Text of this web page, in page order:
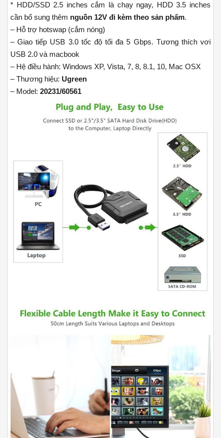
* HDD/SSD 2.5 inches cắm là chạy ngay, HDD 3.5 inches
cần bổ sung thêm nguồn 12V đi kèm theo sản phẩm.
– Hỗ trợ hotswap (cắm nóng)
– Giao tiếp USB 3.0 tốc độ tối đa 5 Gbps. Tương thích vơi
USB 2.0 và macbook
– Hệ điều hành: Windows XP, Vista, 7, 8, 8.1, 10, Mac OSX
– Thương hiệu: Ugreen
– Model: 20231/60561